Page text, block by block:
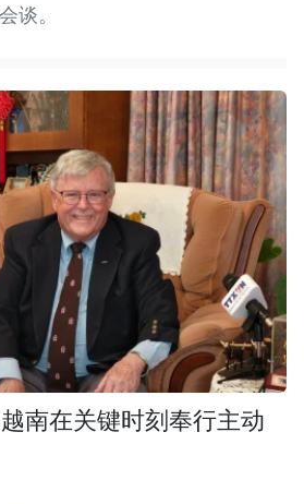
谈。
南在关键时刻奉行主动